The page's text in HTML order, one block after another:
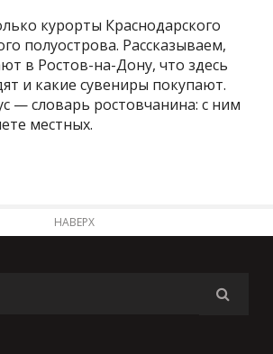
курорты Краснодарского
полуострова. Рассказываем,
в Ростов-на-Дону, что здесь
и какие сувениры покупают.
— словарь ростовчанина: с ним
местных.
НАВЕРХ